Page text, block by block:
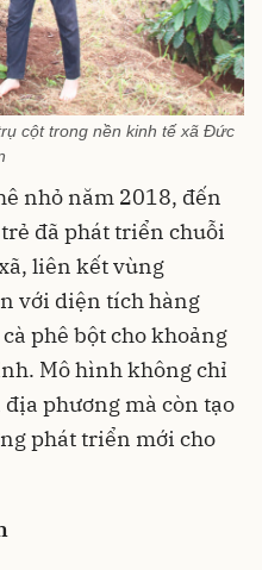
cột trong nền kinh tế xã Đức
nhỏ năm 2018, đến
đã phát triển chuỗi
liên kết vùng
với diện tích hàng
phê bột cho khoảng
Mô hình không chỉ
phương mà còn tạo
phát triển mới cho